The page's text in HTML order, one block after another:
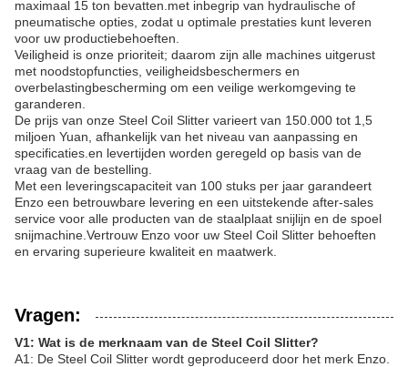
maximaal 15 ton bevatten.met inbegrip van hydraulische of
pneumatische opties, zodat u optimale prestaties kunt leveren
voor uw productiebehoeften.
Veiligheid is onze prioriteit; daarom zijn alle machines uitgerust
met noodstopfuncties, veiligheidsbeschermers en
overbelastingbescherming om een veilige werkomgeving te
garanderen.
De prijs van onze Steel Coil Slitter varieert van 150.000 tot 1,5
miljoen Yuan, afhankelijk van het niveau van aanpassing en
specificaties.en levertijden worden geregeld op basis van de
vraag van de bestelling.
Met een leveringscapaciteit van 100 stuks per jaar garandeert
Enzo een betrouwbare levering en een uitstekende after-sales
service voor alle producten van de staalplaat snijlijn en de spoel
snijmachine.Vertrouw Enzo voor uw Steel Coil Slitter behoeften
en ervaring superieure kwaliteit en maatwerk.
Vragen:
V1: Wat is de merknaam van de Steel Coil Slitter?
A1: De Steel Coil Slitter wordt geproduceerd door het merk Enzo.